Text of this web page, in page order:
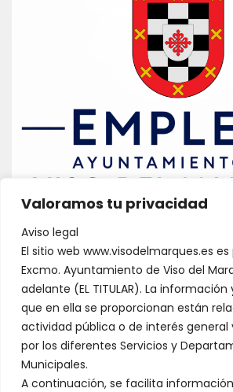
Valoramos tu privacidad
Aviso legal
El sitio web www.visodelmarques.es
Excmo. Ayuntamiento de Viso del
adelante (EL TITULAR). La
que en ella se proporcionan están
actividad pública o de interés general
por los diferentes Servicios y
Municipales.
A continuación, se facilita